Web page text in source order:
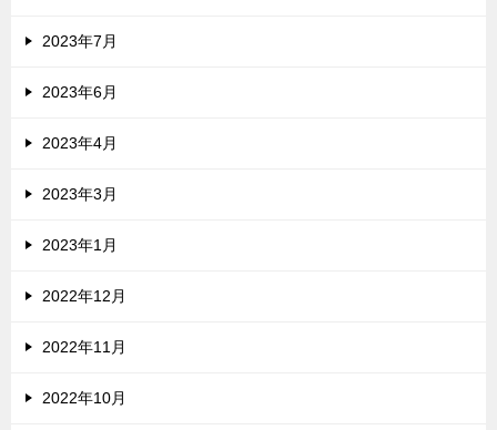
2023年7月
2023年6月
2023年4月
2023年3月
2023年1月
2022年12月
2022年11月
2022年10月